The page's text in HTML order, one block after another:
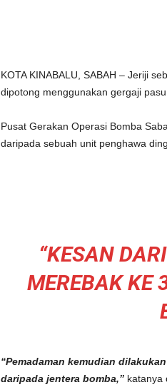
KOTA KINABALU, SABAH – Jeriji
dipotong menggunakan gergaji
Pusat Gerakan Operasi Bomba
daripada sebuah unit penghawa
“KESAN
MEREBAK KE
“Pemadaman kemudian
daripada jentera bomba,”katanya